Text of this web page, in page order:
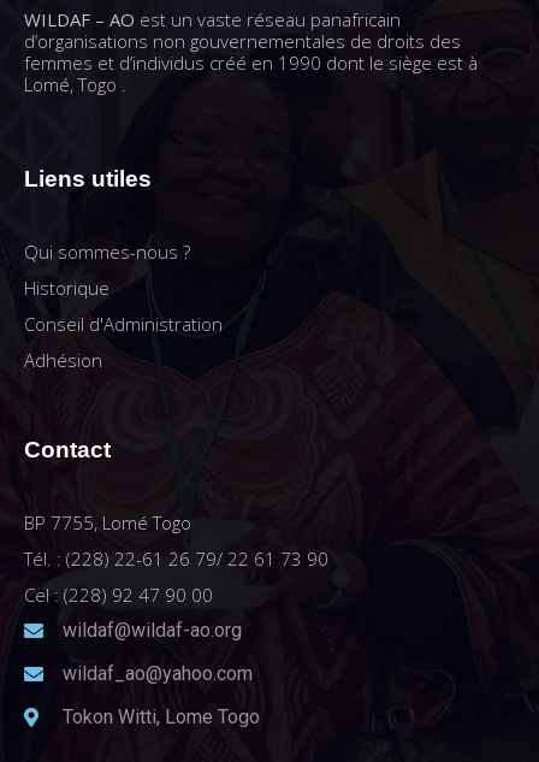
WILDAF – AO est un vaste réseau panafricain
d’organisations non gouvernementales de droits des
femmes et d’individus créé en 1990 dont le siège est à
Lomé, Togo .
Liens utiles
Qui sommes-nous ?
Historique
Conseil d'Administration
Adhésion
Contact
BP 7755, Lomé Togo
Tél. : (228) 22-61 26 79/ 22 61 73 90
Cel : (228) 92 47 90 00
wildaf@wildaf-ao.org
wildaf_ao@yahoo.com
Tokon Witti, Lome Togo